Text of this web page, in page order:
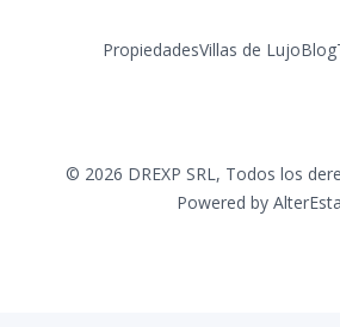
PropiedadesVillas de LujoBlog
© 2026 DREXP SRL, Todos los
Powered by